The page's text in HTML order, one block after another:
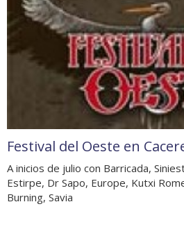
Festival del Oeste en
A inicios de julio con Barricada,
Estirpe, Dr Sapo, Europe, Kutxi
Burning, Savia